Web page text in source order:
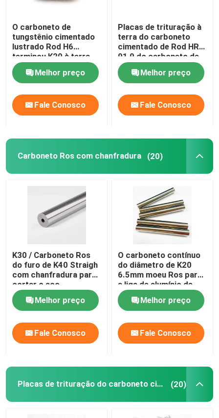
Carboneto de tungstênio Burr Blank
parafusos prisioneiros do carboneto de tungstênio
bocados de botão do carboneto
O carboneto de
tungstênio cimentado
lustrado Rod H6
terminou K20 à terra
HRA 92,8
Melhor preço
Fale Conosco
Placas de trituração à
terra do carboneto
cimentado de Rod HRA
91,9 do carboneto de
tungstênio H6
Melhor preço
Fale Conosco
Carboneto Ros com chanfradura (20)
K30 / Carboneto Ros
do furo de K40 Straigh
com chanfradura para
cortar o aço
Melhor preço
Fale Conosco
O carboneto contínuo
do diâmetro de K20
6.5mm moeu Ros para
a liga de alumínio de
furo
Melhor preço
Fale Conosco
Placas de trituração do carboneto cimentado (20)